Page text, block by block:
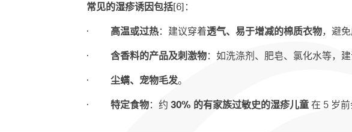
常见的湿疹诱因包括[6]：
· 高温或过热：建议穿着透气、易于增减的棉质衣物，避免
· 含香料的产品及刺激物：如洗涤剂、肥皂、氯化水等，
· 尘螨、宠物毛发。
· 特定食物：约 30% 的有家族过敏史的湿疹儿童 在 5 岁